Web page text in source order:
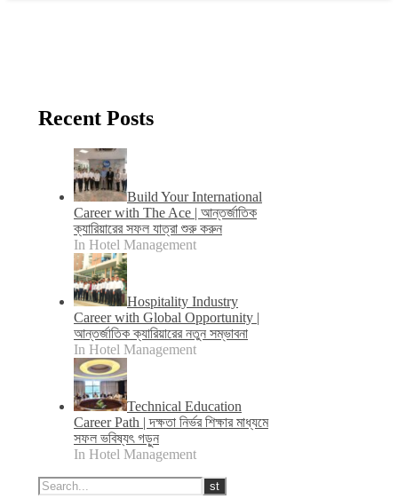
Recent Posts
Build Your International
Career with The Ace | আন্তর্জাতিক
ক্যারিয়ারের সফল যাত্রা শুরু করুন
In Hotel Management
Hospitality Industry
Career with Global Opportunity |
আন্তর্জাতিক ক্যারিয়ারের নতুন সম্ভাবনা
In Hotel Management
Technical Education
Career Path | দক্ষতা নির্ভর শিক্ষার মাধ্যমে
সফল ভবিষ্যৎ গড়ুন
In Hotel Management